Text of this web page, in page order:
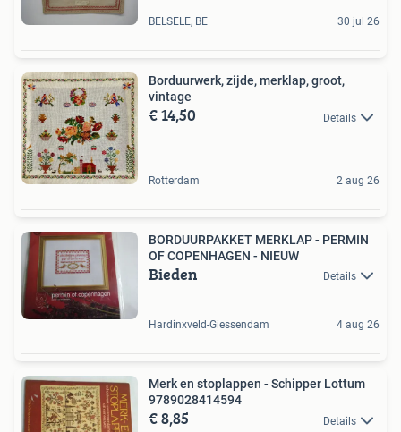
BELSELE, BE 30 jul 26
Borduurwerk, zijde, merklap, groot,
vintage
€ 14,50 Details
Rotterdam 2 aug 26
BORDUURPAKKET MERKLAP - PERMIN
OF COPENHAGEN - NIEUW
Bieden Details
Hardinxveld-Giessendam 4 aug 26
Merk en stoplappen - Schipper Lottum
9789028414594
€ 8,85 Details